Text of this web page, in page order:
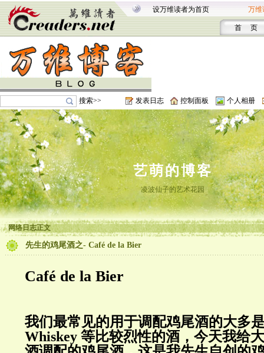
设万维读者为首页 万维
首 页
搜索>> 发表日志 控制面板 个人相册
艺萌的博客
凌波仙子的艺术花园
网络日志正文
先生的鸡尾酒之- Café de la Bier
Café de la Bier
我们最常见的用于调配鸡尾酒的大多
Whiskey 等比较烈性的酒，今天我给